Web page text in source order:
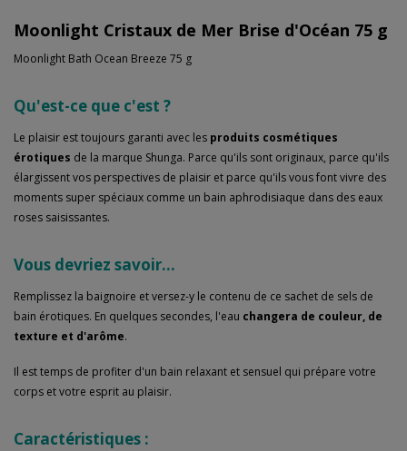
Moonlight Cristaux de Mer Brise d'Océan 75 g
Moonlight Bath Ocean Breeze 75 g
Qu'est-ce que c'est ?
Le plaisir est toujours garanti avec les produits cosmétiques
érotiques de la marque Shunga. Parce qu'ils sont originaux, parce qu'ils
élargissent vos perspectives de plaisir et parce qu'ils vous font vivre des
moments super spéciaux comme un bain aphrodisiaque dans des eaux
roses saisissantes.
Vous devriez savoir...
Remplissez la baignoire et versez-y le contenu de ce sachet de sels de
bain érotiques. En quelques secondes, l'eau changera de couleur, de
texture et d'arôme.
Il est temps de profiter d'un bain relaxant et sensuel qui prépare votre
corps et votre esprit au plaisir.
Caractéristiques :